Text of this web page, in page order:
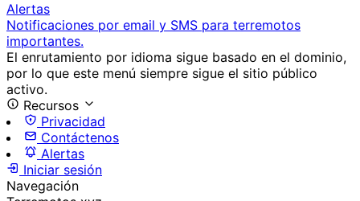
Alertas
Notificaciones por email y SMS para terremotos
importantes.
El enrutamiento por idioma sigue basado en el dominio,
por lo que este menú siempre sigue el sitio público
activo.
Recursos
Privacidad
Contáctenos
Alertas
Iniciar sesión
Navegación